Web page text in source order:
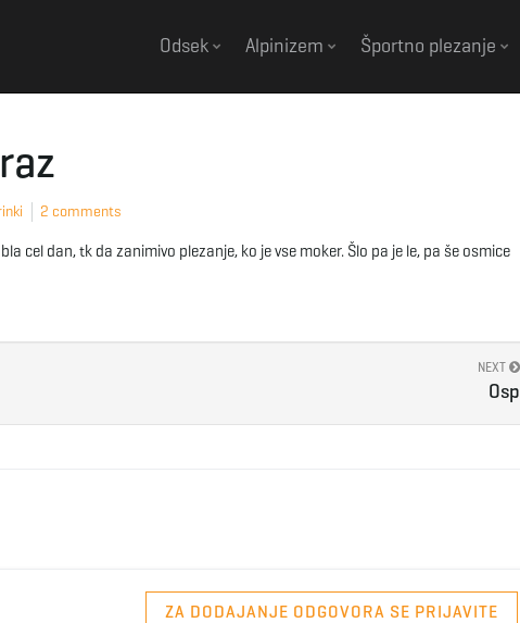
Odsek Alpinizem Športno plezanje
2 comments
cel dan, tk da zanimivo plezanje, ko je vse moker. Šlo pa je le, pa še osmice
NEXT
Osp
ZA DODAJANJE ODGOVORA SE PRIJAVITE